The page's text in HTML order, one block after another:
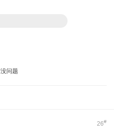
问题
26#